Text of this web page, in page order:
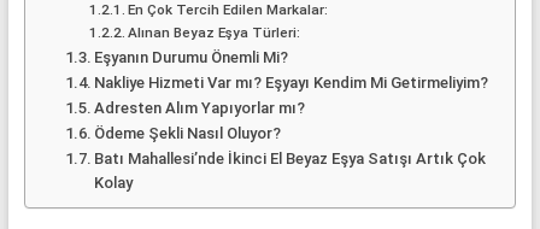
En Çok Tercih Edilen Markalar:
Alınan Beyaz Eşya Türleri:
Eşyanın Durumu Önemli Mi?
Nakliye Hizmeti Var mı? Eşyayı Kendim Mi Getirmeliyim?
Adresten Alım Yapıyorlar mı?
Ödeme Şekli Nasıl Oluyor?
Batı Mahallesi’nde İkinci El Beyaz Eşya Satışı Artık Çok
Kolay